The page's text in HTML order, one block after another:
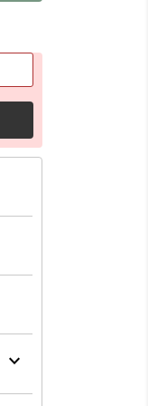
keyboard_arrow_down